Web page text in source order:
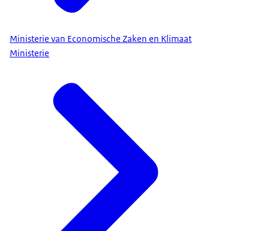
Ministerie van Economische Zaken en Klimaat
Ministerie